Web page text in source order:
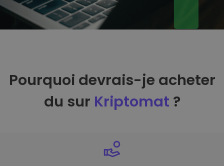
Pourquoi devrais-je acheter
du sur Kriptomat ?